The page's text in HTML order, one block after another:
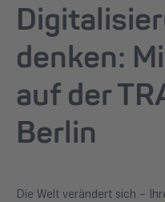
denken:
auf der
Berlin
Die Welt verändert sich –